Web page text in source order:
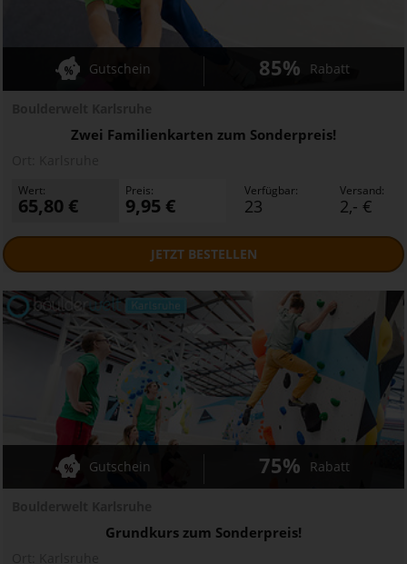
Zwei Familienkarten zum Sonderpreis!
Gutschein 85% Rabatt
Wert:
65,80 €
Preis:
9,95 €
Verfügbar:
23
Versand:
2,- €
JETZTBESTELLEN
Grundkurs zum Sonderpreis!
Gutschein 75% Rabatt